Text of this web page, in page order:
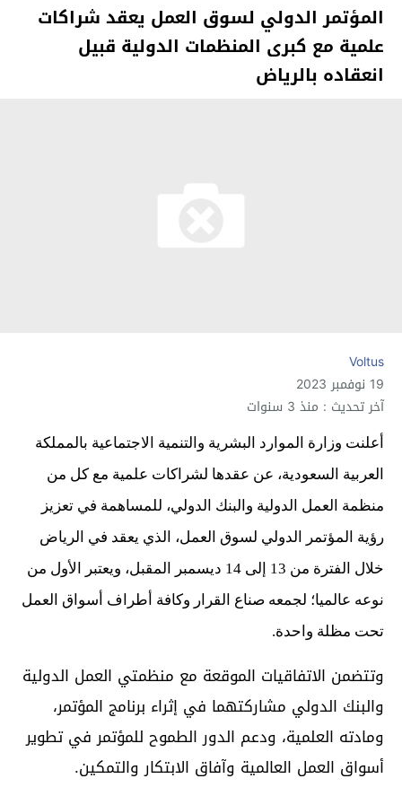
المؤتمر الدولي لسوق العمل يعقد شراكات
علمية مع كبرى المنظمات الدولية قبيل
انعقاده بالرياض
Voltus
19 نوفمبر 2023
آخر تحديث : منذ 3 سنوات
أعلنت وزارة الموارد البشرية والتنمية الاجتماعية بالمملكة
العربية السعودية، عن عقدها لشراكات علمية مع كل من
منظمة العمل الدولية والبنك الدولي، للمساهمة في تعزيز
رؤية المؤتمر الدولي لسوق العمل، الذي يعقد في الرياض
خلال الفترة من 13 إلى 14 ديسمبر المقبل، ويعتبر الأول من
نوعه عالميا؛ لجمعه صناع القرار وكافة أطراف أسواق العمل
تحت مظلة واحدة.
وتتضمن الاتفاقيات الموقعة مع منظمتي العمل الدولية
والبنك الدولي مشاركتهما في إثراء برنامج المؤتمر،
ومادته العلمية، ودعم الدور الطموح للمؤتمر في تطوير
أسواق العمل العالمية وآفاق الابتكار والتمكين.